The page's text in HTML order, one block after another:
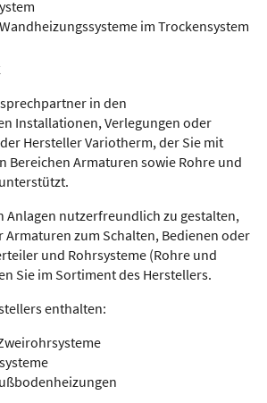
im Trockensystem
in den
Installationen, Verlegungen oder
Hersteller Variotherm, der Sie mit
Bereichen Armaturen sowie Rohre und
Anlagen nutzerfreundlich zu gestalten,
Armaturen zum Schalten, Bedienen oder
und Rohrsysteme (Rohre und
Sie im Sortiment des Herstellers.
enthalten: